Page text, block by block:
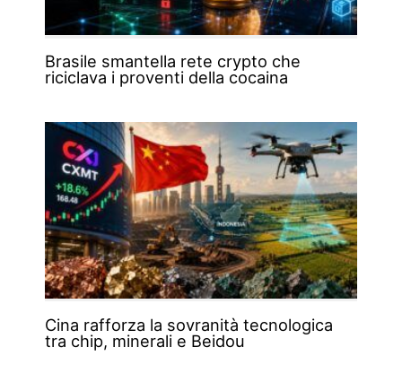
Brasile smantella rete crypto che
riciclava i proventi della cocaina
Cina rafforza la sovranità tecnologica
tra chip, minerali e Beidou